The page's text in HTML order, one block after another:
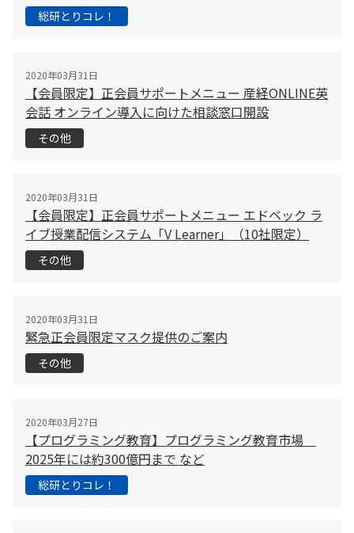
総研とりコレ！
2020年03月31日
【会員限定】正会員サポートメニュー 産経ONLINE英
会話 オンライン導入に向けた相談窓口開設
その他
2020年03月31日
【会員限定】正会員サポートメニュー エドベック ラ
イブ授業配信システム「V Learner」（10社限定）
その他
2020年03月31日
緊急正会員限定マスク提供のご案内
その他
2020年03月27日
【プログラミング教育】プログラミング教育市場
2025年には約300億円まで など
総研とりコレ！